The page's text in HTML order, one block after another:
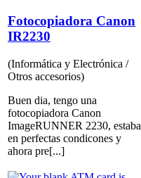
Fotocopiadora Canon
IR2230
(Informática y Electrónica /
Otros accesorios)
Buen dia, tengo una
fotocopiadora Canon
ImageRUNNER 2230, estaba
en perfectas condicones y
ahora pre[...]